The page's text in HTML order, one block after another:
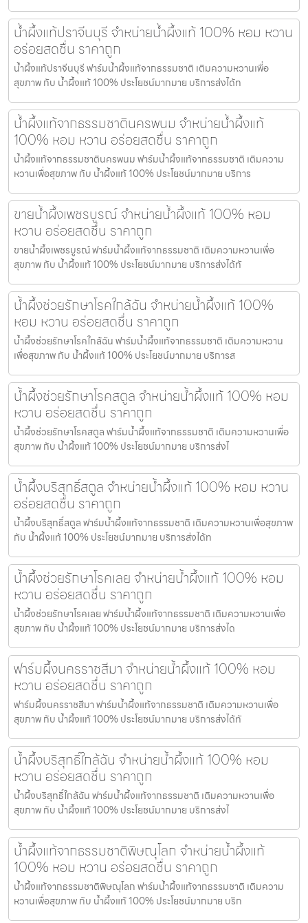
น้ำผึ้งแท้ปราจีนบุรี จำหน่ายน้ำผึ้งแท้ 100% หอม หวาน
อร่อยสดชื่น ราคาถูก
น้ำผึ้งแท้ปราจีนบุรี ฟาร์มน้ำผึ้งแท้จากธรรมชาติ เติมความหวานเพื่อ
สุขภาพ กับ น้ำผึ้งแท้ 100% ประโยชน์มากมาย บริการส่งได้ท
น้ำผึ้งแท้จากธรรมชาตินครพนม จำหน่ายน้ำผึ้งแท้
100% หอม หวาน อร่อยสดชื่น ราคาถูก
น้ำผึ้งแท้จากธรรมชาตินครพนม ฟาร์มน้ำผึ้งแท้จากธรรมชาติ เติมความ
หวานเพื่อสุขภาพ กับ น้ำผึ้งแท้ 100% ประโยชน์มากมาย บริการ
ขายน้ำผึ้งเพชรบูรณ์ จำหน่ายน้ำผึ้งแท้ 100% หอม
หวาน อร่อยสดชื่น ราคาถูก
ขายน้ำผึ้งเพชรบูรณ์ ฟาร์มน้ำผึ้งแท้จากธรรมชาติ เติมความหวานเพื่อ
สุขภาพ กับ น้ำผึ้งแท้ 100% ประโยชน์มากมาย บริการส่งได้ทั
น้ำผึ้งช่วยรักษาโรคใกล้ฉัน จำหน่ายน้ำผึ้งแท้ 100%
หอม หวาน อร่อยสดชื่น ราคาถูก
น้ำผึ้งช่วยรักษาโรคใกล้ฉัน ฟาร์มน้ำผึ้งแท้จากธรรมชาติ เติมความหวาน
เพื่อสุขภาพ กับ น้ำผึ้งแท้ 100% ประโยชน์มากมาย บริการส
น้ำผึ้งช่วยรักษาโรคสตูล จำหน่ายน้ำผึ้งแท้ 100% หอม
หวาน อร่อยสดชื่น ราคาถูก
น้ำผึ้งช่วยรักษาโรคสตูล ฟาร์มน้ำผึ้งแท้จากธรรมชาติ เติมความหวานเพื่อ
สุขภาพ กับ น้ำผึ้งแท้ 100% ประโยชน์มากมาย บริการส่งไ
น้ำผึ้งบริสุทธิ์สตูล จำหน่ายน้ำผึ้งแท้ 100% หอม หวาน
อร่อยสดชื่น ราคาถูก
น้ำผึ้งบริสุทธิ์สตูล ฟาร์มน้ำผึ้งแท้จากธรรมชาติ เติมความหวานเพื่อสุขภาพ
กับ น้ำผึ้งแท้ 100% ประโยชน์มากมาย บริการส่งได้ท
น้ำผึ้งช่วยรักษาโรคเลย จำหน่ายน้ำผึ้งแท้ 100% หอม
หวาน อร่อยสดชื่น ราคาถูก
น้ำผึ้งช่วยรักษาโรคเลย ฟาร์มน้ำผึ้งแท้จากธรรมชาติ เติมความหวานเพื่อ
สุขภาพ กับ น้ำผึ้งแท้ 100% ประโยชน์มากมาย บริการส่งได
ฟาร์มผึ้งนครราชสีมา จำหน่ายน้ำผึ้งแท้ 100% หอม
หวาน อร่อยสดชื่น ราคาถูก
ฟาร์มผึ้งนครราชสีมา ฟาร์มน้ำผึ้งแท้จากธรรมชาติ เติมความหวานเพื่อ
สุขภาพ กับ น้ำผึ้งแท้ 100% ประโยชน์มากมาย บริการส่งได้ทั
น้ำผึ้งบริสุทธิ์ใกล้ฉัน จำหน่ายน้ำผึ้งแท้ 100% หอม
หวาน อร่อยสดชื่น ราคาถูก
น้ำผึ้งบริสุทธิ์ใกล้ฉัน ฟาร์มน้ำผึ้งแท้จากธรรมชาติ เติมความหวานเพื่อ
สุขภาพ กับ น้ำผึ้งแท้ 100% ประโยชน์มากมาย บริการส่งไ
น้ำผึ้งแท้จากธรรมชาติพิษณุโลก จำหน่ายน้ำผึ้งแท้
100% หอม หวาน อร่อยสดชื่น ราคาถูก
น้ำผึ้งแท้จากธรรมชาติพิษณุโลก ฟาร์มน้ำผึ้งแท้จากธรรมชาติ เติมความ
หวานเพื่อสุขภาพ กับ น้ำผึ้งแท้ 100% ประโยชน์มากมาย บริก